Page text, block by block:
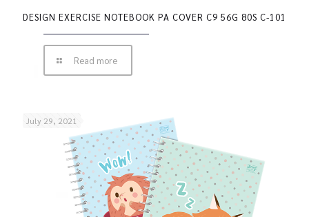
DESIGN EXERCISE NOTEBOOK PA COVER C9 56G 80S C-101
Read more
July 29, 2021